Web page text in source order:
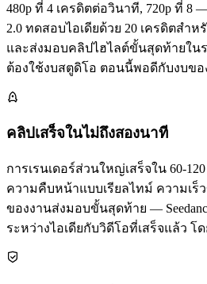
480p ที่ 4 เครดิตต่อวินาที, 720p ที่ 8
2.0 ทดสอบไอเดียด้วย 20 เครดิตสำห
และส่งมอบคลิปไฮไลต์ขั้นสุดท้ายใน
ต้องใช้งบสตูดิโอ ตอนนี้พอดีกับงบขอ
คลิปเสร็จในไม่ถึงสองนาที
การเรนเดอร์ส่วนใหญ่เสร็จใน 60-
ความคืบหน้าแบบเรียลไทม์ ความเร็
ของงานส่งมอบขั้นสุดท้าย —
ระหว่างไอเดียกับวิดีโอที่เสร็จแล้ว โ